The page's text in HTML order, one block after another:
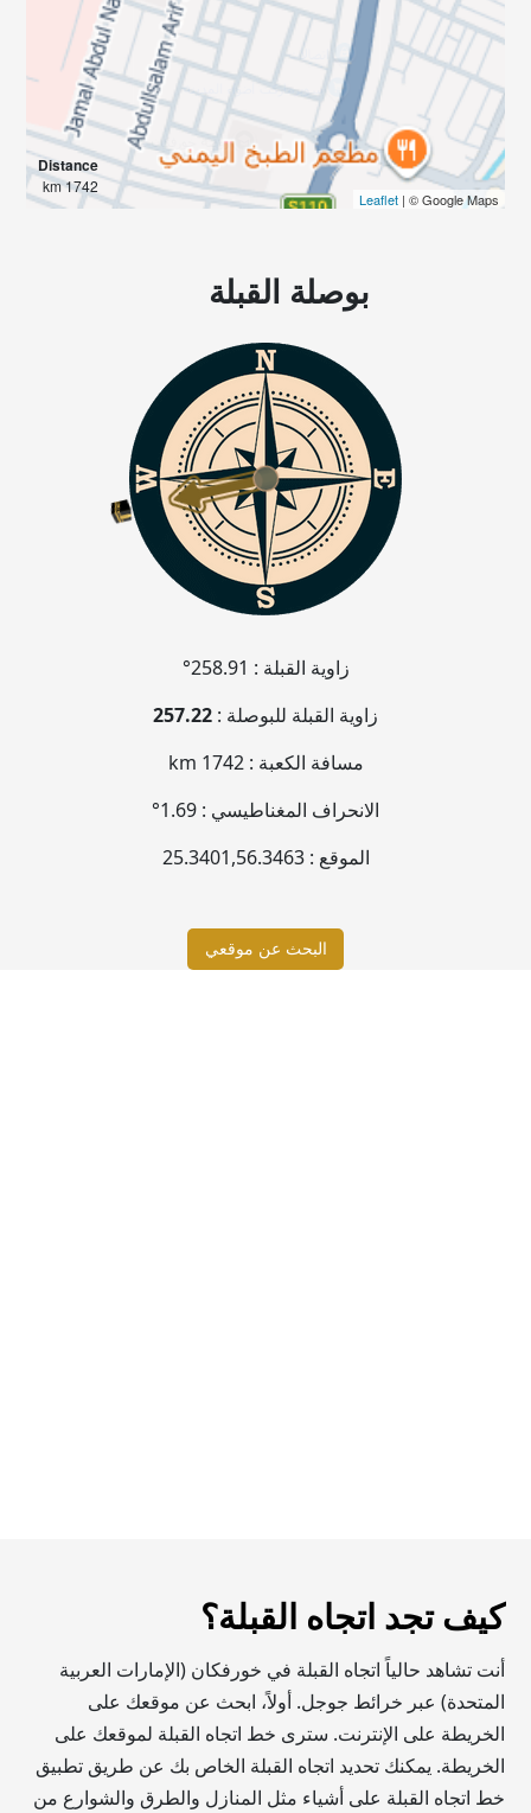
Distance
1742 km
Leaflet| © Google Maps
بوصلة القبلة
زاوية القبلة : 258.91°
زاوية القبلة للبوصلة : 257.22
مسافة الكعبة :1742 km
الانحراف المغناطيسي : 1.69°
الموقع :
25.3401,56.3463
البحث عن موقعي
كيف تجد اتجاه القبلة؟
أنت تشاهد حالياً اتجاه القبلة في خورفكان (الإمارات العربية
المتحدة) عبر خرائط جوجل. أولاً، ابحث عن موقعك على
الخريطة على الإنترنت. سترى خط اتجاه القبلة لموقعك على
الخريطة. يمكنك تحديد اتجاه القبلة الخاص بك عن طريق تطبيق
خط اتجاه القبلة على أشياء مثل المنازل والطرق والشوارع من